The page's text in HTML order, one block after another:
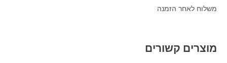
משלוח לאחר הזמנה
מוצרים קשורים